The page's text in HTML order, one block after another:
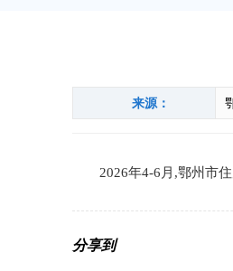
来源：
2026年4-6月,鄂州市住
分享到